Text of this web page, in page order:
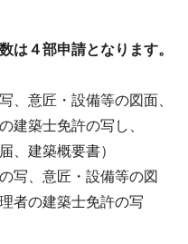
は４部申請となります。
、意匠・設備等の図面、
建築士免許の写し、
、建築概要書）
写、意匠・設備等の図
者の建築士免許の写